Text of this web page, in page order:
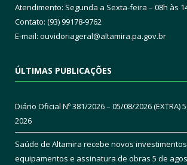
Atendimento: Segunda a Sexta-feira – 08h às
Contato: (93) 99178-9762
E-mail: ouvidoriageral@altamira.pa.gov.br
ÚLTIMAS PUBLICAÇÕES
Diário Oficial Nº 381/2026 – 05/08/2026 (EXTRA)
2026
Saúde de Altamira recebe novos
equipamentos e assinatura de obras 5 de